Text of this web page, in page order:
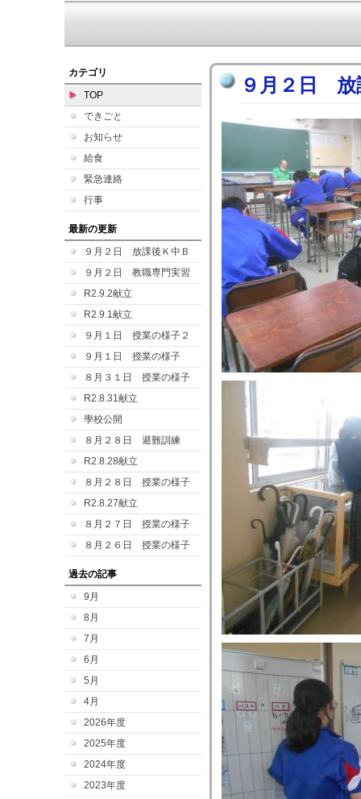
カテゴリ
TOP
できごと
お知らせ
給食
緊急連絡
行事
最新の更新
９月２日 放課後Ｋ中Ｂ
９月２日 教職専門実習
R2.9.2献立
R2.9.1献立
９月１日 授業の様子２
９月１日 授業の様子
８月３１日 授業の様子
R2.8.31献立
學校公開
８月２８日 避難訓練
R2.8.28献立
８月２８日 授業の様子
R2.8.27献立
８月２７日 授業の様子
８月２６日 授業の様子
過去の記事
9月
8月
7月
6月
5月
4月
2026年度
2025年度
2024年度
2023年度
９月２日 放